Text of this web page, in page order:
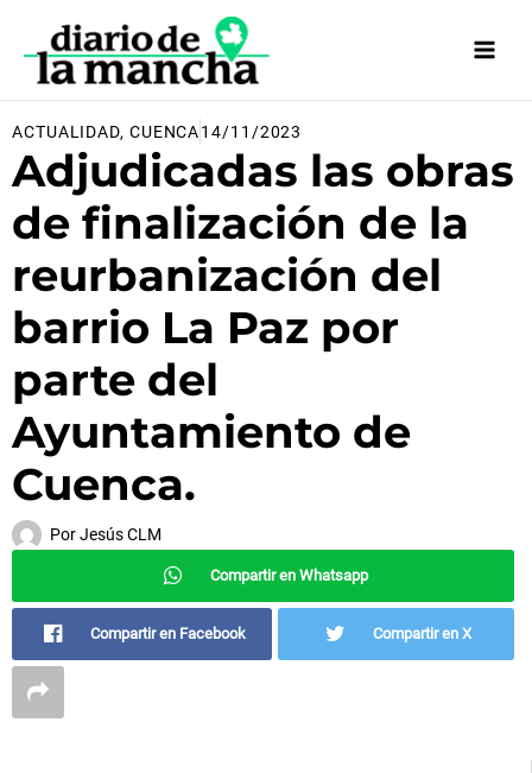
contenido
ACTUALIDAD, CUENCA14/11/2023
Adjudicadas las obras
de finalización de la
reurbanización del
barrio La Paz por
parte del
Ayuntamiento de
Cuenca.
PorJesús CLM
Compartir en Whatsapp
Compartir en Facebook Compartir en X